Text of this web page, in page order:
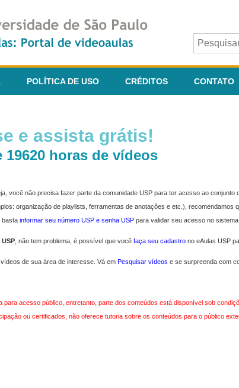
POLÍTICA DE USO CRÉDITOS CONTATO
e assista grátis!
19620 horas de vídeos
você não precisa fazer parte da comunidade USP para ter acesso ao conjunto
organização de playlists, ferramentas de anotações e etc.),
basta informar seu número USP e senha USP para validar seu acesso no
, não tem problema, é possível que você faça seu cadastro no eAulas USP
de sua área de interesse. Vá em Pesquisar vídeos e se surpreenda com
para acesso público, entretanto, parte dos conteúdos está disponível sob
ou certificados, não oferece tutoria sobre os conteúdos para o público